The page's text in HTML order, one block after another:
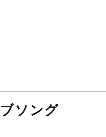
ソング